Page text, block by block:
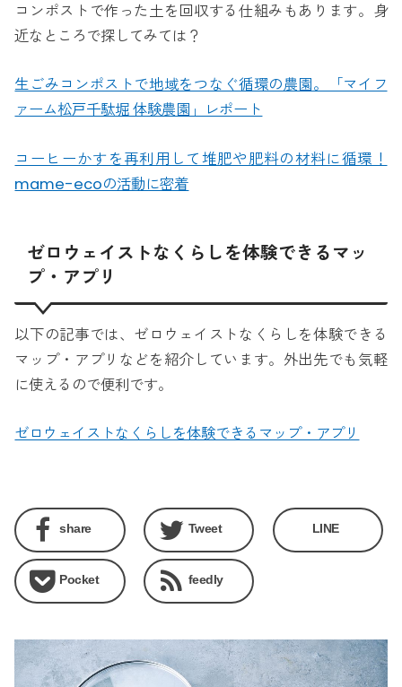
コンポストで作った土を回収する仕組みもあります。身
近なところで探してみては？
生ごみコンポストで地域をつなぐ循環の農園。「マイフ
ァーム松戸千駄堀 体験農園」レポート
コーヒーかすを再利用して堆肥や肥料の材料に循環！
mame-ecoの活動に密着
ゼロウェイストなくらしを体験できるマッ
プ・アプリ
以下の記事では、ゼロウェイストなくらしを体験できる
マップ・アプリなどを紹介しています。外出先でも気軽
に使えるので便利です。
ゼロウェイストなくらしを体験できるマップ・アプリ
share Tweet LINE
Pocket feedly